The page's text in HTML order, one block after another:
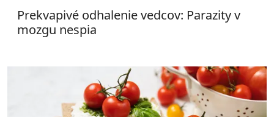
Prekvapivé odhalenie vedcov: Parazity v
mozgu nespia